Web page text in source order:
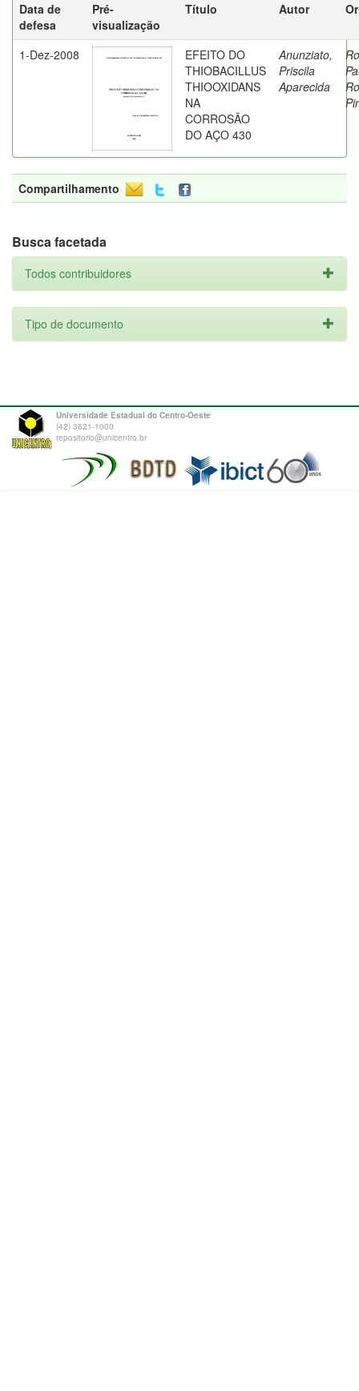
Data de
defesa
Pré-
visualização
Título Autor
1-Dez-2008
EFEITO DO
THIOBACILLUS
THIOOXIDANS
NA
CORROSÃO
DO AÇO 430
Anunziato,
Priscila
Aparecida
Compartilhamento
Busca facetada
Todos contribuidores
Tipo de documento
Universidade Estadual do Centro-Oeste
(42) 3621-1000
repositorio@unicentro.br